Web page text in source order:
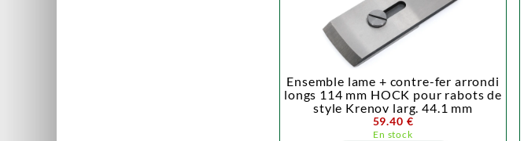
Ensemble lame + contre-fer arrondi
longs 114 mm HOCK pour rabots de
style Krenov larg. 44.1 mm
59.40 €
En stock